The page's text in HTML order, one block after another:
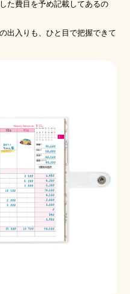
た費目を予め記載してあるの
出入りも、ひと目で把握できて